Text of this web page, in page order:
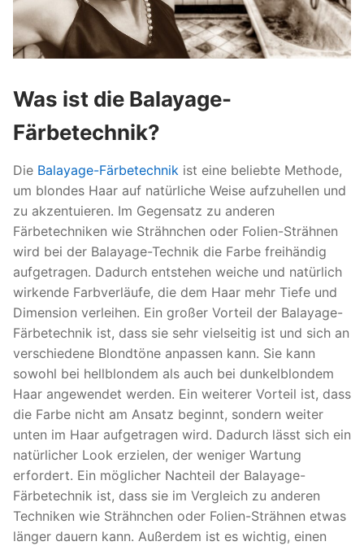
Was ist die Balayage-
Färbetechnik?
Die Balayage-Färbetechnik ist eine beliebte Methode,
um blondes Haar auf natürliche Weise aufzuhellen und
zu akzentuieren. Im Gegensatz zu anderen
Färbetechniken wie Strähnchen oder Folien-Strähnen
wird bei der Balayage-Technik die Farbe freihändig
aufgetragen. Dadurch entstehen weiche und natürlich
wirkende Farbverläufe, die dem Haar mehr Tiefe und
Dimension verleihen. Ein großer Vorteil der Balayage-
Färbetechnik ist, dass sie sehr vielseitig ist und sich an
verschiedene Blondtöne anpassen kann. Sie kann
sowohl bei hellblondem als auch bei dunkelblondem
Haar angewendet werden. Ein weiterer Vorteil ist, dass
die Farbe nicht am Ansatz beginnt, sondern weiter
unten im Haar aufgetragen wird. Dadurch lässt sich ein
natürlicher Look erzielen, der weniger Wartung
erfordert. Ein möglicher Nachteil der Balayage-
Färbetechnik ist, dass sie im Vergleich zu anderen
Techniken wie Strähnchen oder Folien-Strähnen etwas
länger dauern kann. Außerdem ist es wichtig, einen